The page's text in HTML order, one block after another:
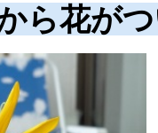
から花が